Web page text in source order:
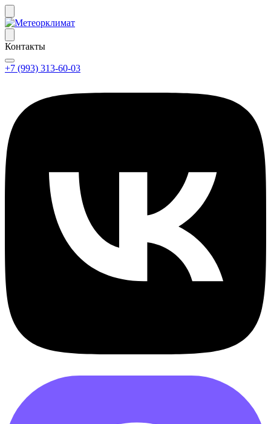
Контакты
+7 (993) 313-60-03